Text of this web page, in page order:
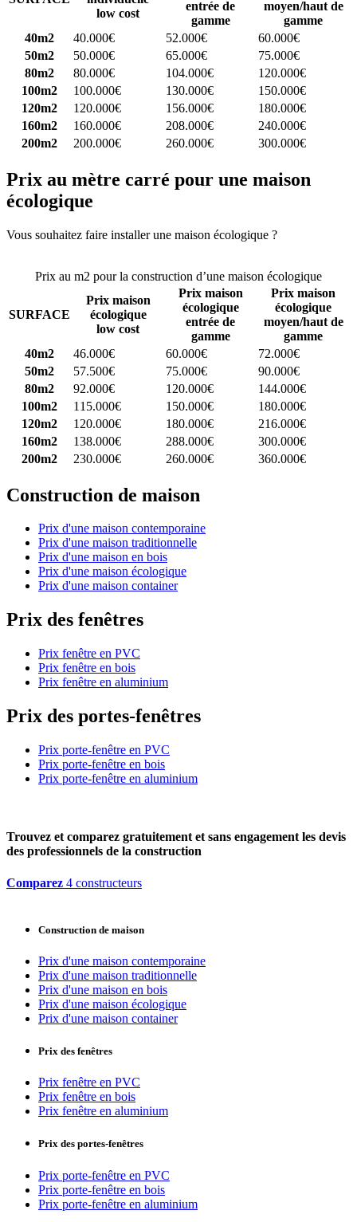
low cost
entrée de
gamme
moyen/haut de
gamme
40m2
40.000€ 52.000€
60.000€
50m2
50.000€ 65.000€
75.000€
80m2
80.000€ 104.000€
120.000€
100m2
100.000€ 130.000€
150.000€
120m2
120.000€ 156.000€
180.000€
160m2
160.000€ 208.000€
240.000€
200m2
200.000€ 260.000€ 300.000€
Prix au mètre carré pour une maison
écologique
Vous souhaitez faire installer une maison écologique ?
Prix au m2 pour la construction d’une maison écologique
SURFACE
Prix maison
écologique
low cost
Prix maison
écologique
entrée de
gamme
Prix maison
écologique
moyen/haut de
gamme
40m2
46.000€ 60.000€
72.000€
50m2
57.500€ 75.000€
90.000€
80m2
92.000€ 120.000€
144.000€
100m2
115.000€ 150.000€
180.000€
120m2
120.000€ 180.000€
216.000€
160m2
138.000€ 288.000€
300.000€
200m2
230.000€ 260.000€ 360.000€
Construction de maison
Prix d'une maison contemporaine
Prix d'une maison traditionnelle
Prix d'une maison en bois
Prix d'une maison écologique
Prix d'une maison container
Prix des fenêtres
Prix fenêtre en PVC
Prix fenêtre en bois
Prix fenêtre en aluminium
Prix des portes-fenêtres
Prix porte-fenêtre en PVC
Prix porte-fenêtre en bois
Prix porte-fenêtre en aluminium
Trouvez et comparez gratuitement et sans engagement les devis
des professionnels de la construction
Comparez 4 constructeurs
Construction de maison
Prix d'une maison contemporaine
Prix d'une maison traditionnelle
Prix d'une maison en bois
Prix d'une maison écologique
Prix d'une maison container
Prix des fenêtres
Prix fenêtre en PVC
Prix fenêtre en bois
Prix fenêtre en aluminium
Prix des portes-fenêtres
Prix porte-fenêtre en PVC
Prix porte-fenêtre en bois
Prix porte-fenêtre en aluminium